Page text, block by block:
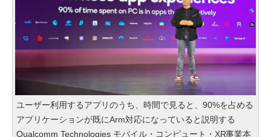
ユーザー利用するアプリのうち、時間で見ると、90%を占める
アプリケーションが既にArm対応になっていると説明する
Qualcomm Technologies モバイル・コンピュート・XR事業本